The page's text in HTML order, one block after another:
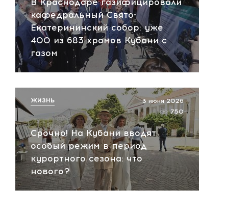
В Краснодаре газифицировали
кафедральный Свято-
Екатерининский собор: уже
400 из 683 храмов Кубани с
газом
Срочно! На Кубани вводят
особый режим в период
курортного сезона: что
нового?
3 июня 2026
750
ЖИЗНЬ